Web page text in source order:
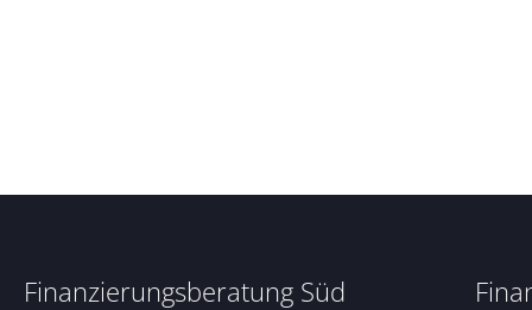
Finanzierungsberatung Süd